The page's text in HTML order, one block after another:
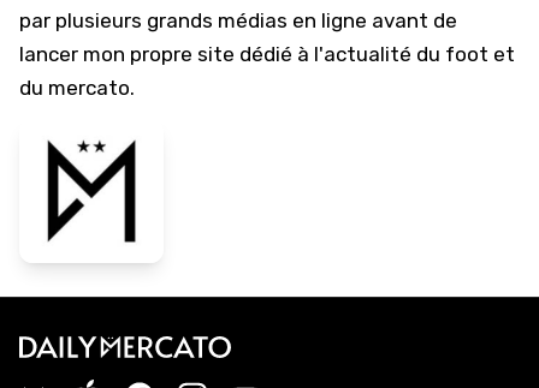
par plusieurs grands médias en ligne avant de
lancer mon propre site dédié à l'actualité du foot et
du mercato.